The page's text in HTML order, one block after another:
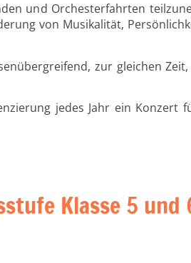
und Orchesterfahrten
von Musikalität,
zur gleichen
jedes Jahr ein Konzert
Klasse 5 und